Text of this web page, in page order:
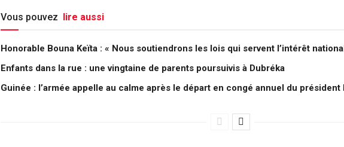
Vous pouvez lire aussi
Honorable Bouna Keïta : « Nous soutiendrons les lois qui servent l’intérêt
Enfants dans la rue : une vingtaine de parents poursuivis à Dubréka
Guinée : l’armée appelle au calme après le départ en congé annuel du président